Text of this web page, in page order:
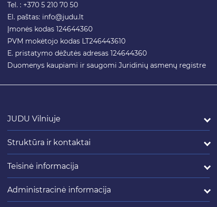
Tel. : +370 5 210 70 50
El. paštas: info@judu.lt
Įmonės kodas 124644360
PVM mokėtojo kodas LT246443610
E. pristatymo dėžutės adresas 124644360
Duomenys kaupiami ir saugomi Juridinių asmenų registre
JUDU Vilniuje
Struktūra ir kontaktai
Teisinė informacija
Administracinė informacija